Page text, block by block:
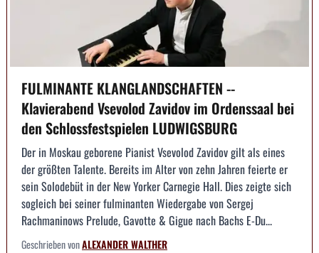
FULMINANTE KLANGLANDSCHAFTEN --
Klavierabend Vsevolod Zavidov im Ordenssaal bei
den Schlossfestspielen LUDWIGSBURG
Der in Moskau geborene Pianist Vsevolod Zavidov gilt als eines
der größten Talente. Bereits im Alter von zehn Jahren feierte er
sein Solodebüt in der New Yorker Carnegie Hall. Dies zeigte sich
sogleich bei seiner fulminanten Wiedergabe von Sergej
Rachmaninows Prelude, Gavotte & Gigue nach Bachs E-Du...
Geschrieben vonALEXANDER WALTHER